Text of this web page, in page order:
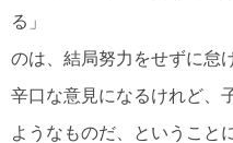
る」
のは、結局努力をせずに怠
辛口な意見になるけれど、
ようなものだ、ということ